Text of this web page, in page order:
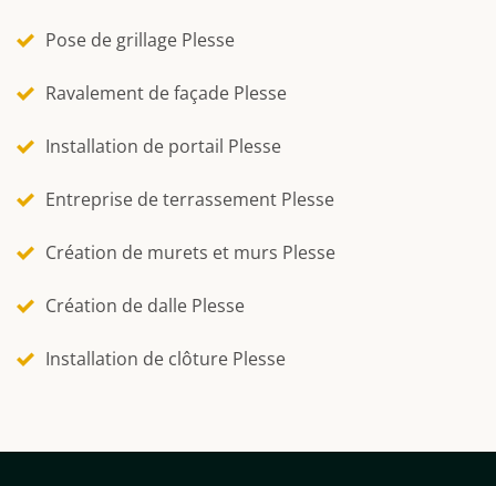
Pose de grillage Plesse
Ravalement de façade Plesse
Installation de portail Plesse
Entreprise de terrassement Plesse
Création de murets et murs Plesse
Création de dalle Plesse
Installation de clôture Plesse